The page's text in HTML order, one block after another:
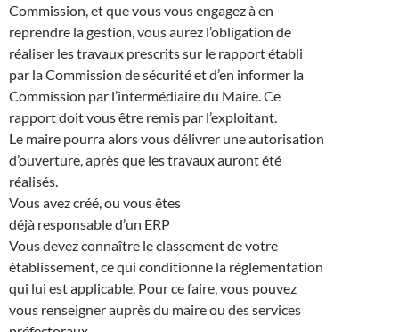
Commission, et que vous vous engagez à en
reprendre la gestion, vous aurez l’obligation de
réaliser les travaux prescrits sur le rapport établi
par la Commission de sécurité et d’en informer la
Commission par l’intermédiaire du Maire. Ce
rapport doit vous être remis par l’exploitant.
Le maire pourra alors vous délivrer une autorisation
d’ouverture, après que les travaux auront été
réalisés.
Vous avez créé, ou vous êtes
déjà responsable d’un ERP
Vous devez connaître le classement de votre
établissement, ce qui conditionne la réglementation
qui lui est applicable. Pour ce faire, vous pouvez
vous renseigner auprès du maire ou des services